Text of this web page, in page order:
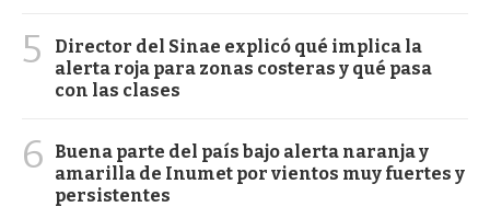
5
Director del Sinae explicó qué implica la
alerta roja para zonas costeras y qué pasa
con las clases
6
Buena parte del país bajo alerta naranja y
amarilla de Inumet por vientos muy fuertes y
persistentes